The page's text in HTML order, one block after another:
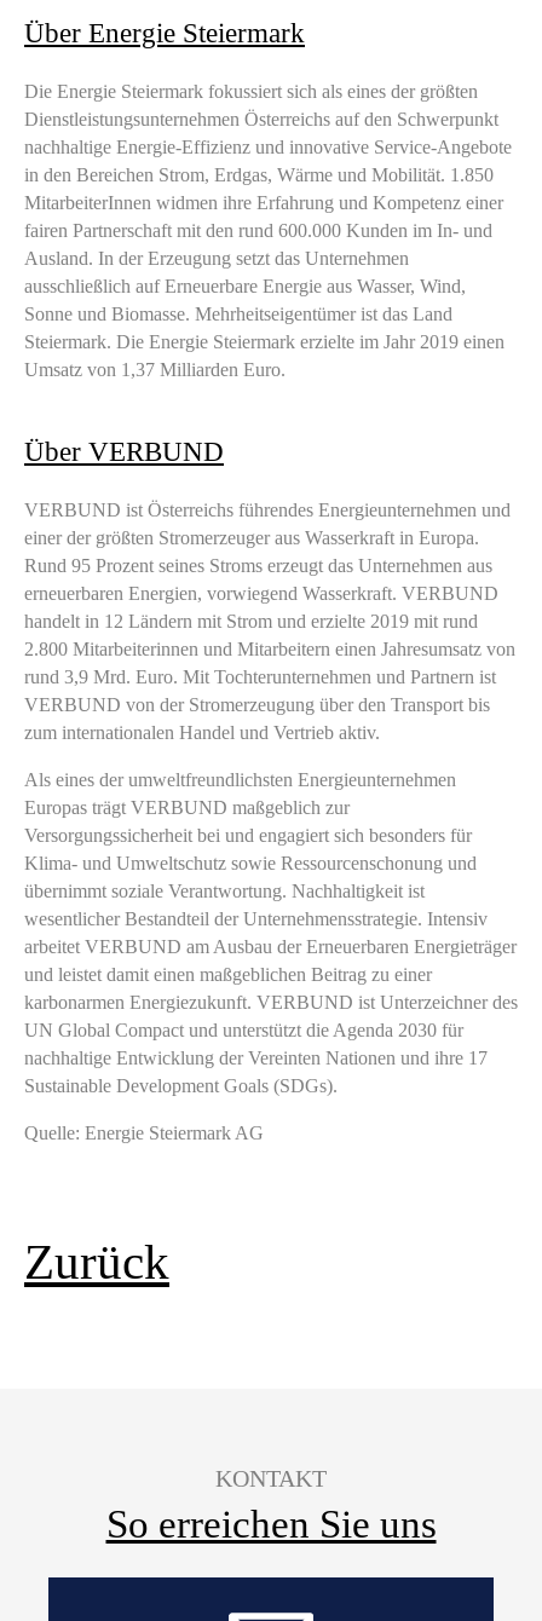
Über Energie Steiermark
Die Energie Steiermark fokussiert sich als eines der größten
Dienstleistungsunternehmen Österreichs auf den Schwerpunkt
nachhaltige Energie-Effizienz und innovative Service-Angebote
in den Bereichen Strom, Erdgas, Wärme und Mobilität. 1.850
MitarbeiterInnen widmen ihre Erfahrung und Kompetenz einer
fairen Partnerschaft mit den rund 600.000 Kunden im In- und
Ausland. In der Erzeugung setzt das Unternehmen
ausschließlich auf Erneuerbare Energie aus Wasser, Wind,
Sonne und Biomasse. Mehrheitseigentümer ist das Land
Steiermark. Die Energie Steiermark erzielte im Jahr 2019 einen
Umsatz von 1,37 Milliarden Euro.
Über VERBUND
VERBUND ist Österreichs führendes Energieunternehmen und
einer der größten Stromerzeuger aus Wasserkraft in Europa.
Rund 95 Prozent seines Stroms erzeugt das Unternehmen aus
erneuerbaren Energien, vorwiegend Wasserkraft. VERBUND
handelt in 12 Ländern mit Strom und erzielte 2019 mit rund
2.800 Mitarbeiterinnen und Mitarbeitern einen Jahresumsatz von
rund 3,9 Mrd. Euro. Mit Tochterunternehmen und Partnern ist
VERBUND von der Stromerzeugung über den Transport bis
zum internationalen Handel und Vertrieb aktiv.
Als eines der umweltfreundlichsten Energieunternehmen
Europas trägt VERBUND maßgeblich zur
Versorgungssicherheit bei und engagiert sich besonders für
Klima- und Umweltschutz sowie Ressourcenschonung und
übernimmt soziale Verantwortung. Nachhaltigkeit ist
wesentlicher Bestandteil der Unternehmensstrategie. Intensiv
arbeitet VERBUND am Ausbau der Erneuerbaren Energieträger
und leistet damit einen maßgeblichen Beitrag zu einer
karbonarmen Energiezukunft. VERBUND ist Unterzeichner des
UN Global Compact und unterstützt die Agenda 2030 für
nachhaltige Entwicklung der Vereinten Nationen und ihre 17
Sustainable Development Goals (SDGs).
Quelle: Energie Steiermark AG
Zurück
KONTAKT
So erreichen Sie uns